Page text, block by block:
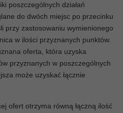
poszczególnych działań
do dwóch miejsc po przecinku
przy zastosowaniu wymienionego
w ilości przyznanych punktów.
oferta, która uzyska
przyznanych w poszczególnych
może uzyskać łącznie
ofert otrzyma równą łączną ilość